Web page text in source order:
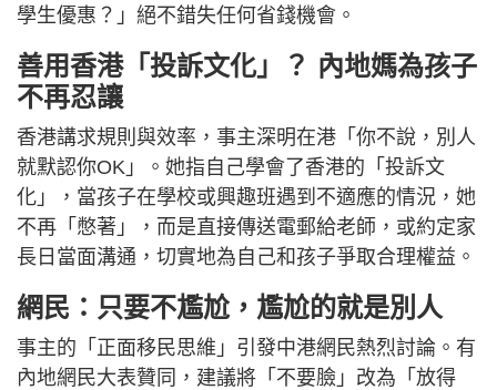
學生優惠？」絕不錯失任何省錢機會。
善用香港「投訴文化」？ 內地媽為孩子
不再忍讓
香港講求規則與效率，事主深明在港「你不說，別人
就默認你OK」。她指自己學會了香港的「投訴文
化」，當孩子在學校或興趣班遇到不適應的情況，她
不再「憋著」，而是直接傳送電郵給老師，或約定家
長日當面溝通，切實地為自己和孩子爭取合理權益。
網民：只要不尷尬，尷尬的就是別人
事主的「正面移民思維」引發中港網民熱烈討論。有
內地網民大表贊同，建議將「不要臉」改為「放得